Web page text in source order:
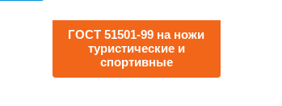
ГОСТ 51501-99 на ножи
туристические и
спортивные